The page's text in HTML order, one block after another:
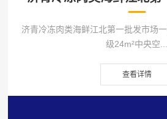
火爆招商中
济青冷冻肉类海鲜江北第一批发市场
级24m²中央空...
查看详情